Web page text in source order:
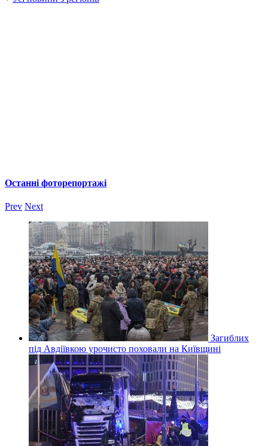
Останні фоторепортажі
Prev Next
Загиблих
під Авдіївкою урочисто поховали на Київщині